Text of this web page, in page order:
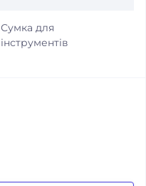
Сумка для
інструментів